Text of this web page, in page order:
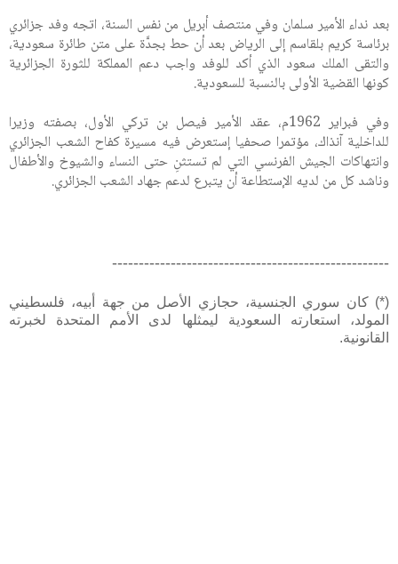
بعد نداء الأمير سلمان وفي منتصف أبريل من نفس السنة، اتجه وفد جزائري
برئاسة كريم بلقاسم إلى الرياض بعد أن حط بجدَّة على متن طائرة سعودية،
والتقى الملك سعود الذي أكد للوفد واجب دعم المملكة للثورة الجزائرية
كونها القضية الأولى بالنسبة للسعودية.
وفي فبراير 1962م، عقد الأمير فيصل بن تركي الأول، بصفته وزيرا
للداخلية آنذاك، مؤتمرا صحفيا إستعرض فيه مسيرة كفاح الشعب الجزائري
وانتهاكات الجيش الفرنسي التي لم تستثنِ حتى النساء والشيوخ والأطفال
وناشد كل من لديه الإستطاعة أن يتبرع لدعم جهاد الشعب الجزائري.
----------------------------------------------------
(*) كان سوري الجنسية، حجازي الأصل من جهة أبيه، فلسطيني
المولد، استعارته السعودية ليمثلها لدى الأمم المتحدة لخبرته
القانونية.